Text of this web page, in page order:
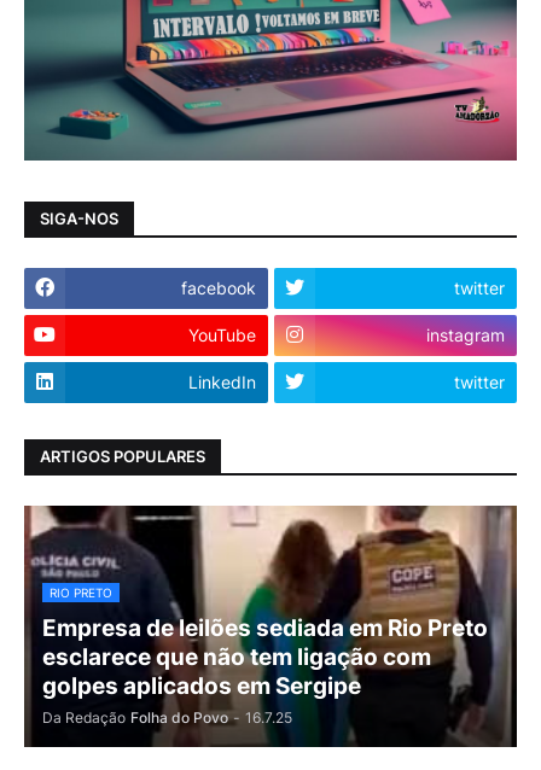
SIGA-NOS
facebook twitter
YouTube instagram
LinkedIn twitter
ARTIGOS POPULARES
RIO PRETO
Empresa de leilões sediada em Rio Preto
esclarece que não tem ligação com
golpes aplicados em Sergipe
Da Redação Folha do Povo - 16.7.25